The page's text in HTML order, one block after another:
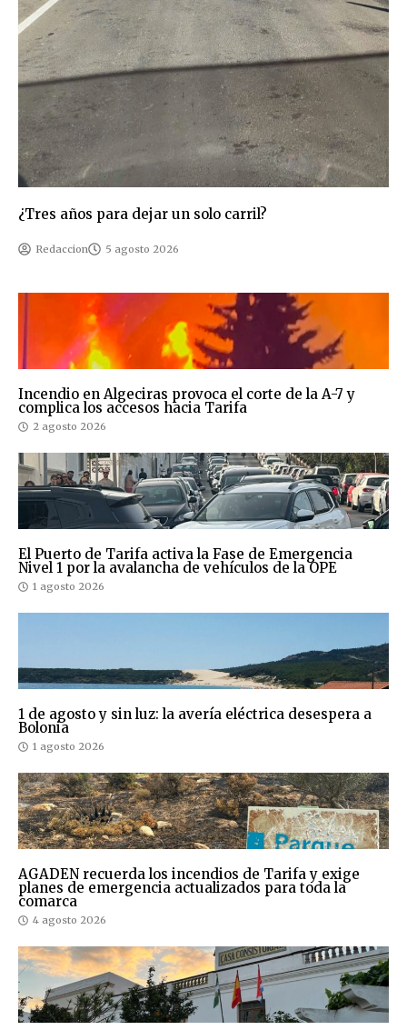
¿Tres años para dejar un solo carril?
Redaccion 5 agosto 2026
Incendio en Algeciras provoca el corte de la A-7 y
complica los accesos hacia Tarifa
2 agosto 2026
El Puerto de Tarifa activa la Fase de Emergencia
Nivel 1 por la avalancha de vehículos de la OPE
1 agosto 2026
1 de agosto y sin luz: la avería eléctrica desespera a
Bolonia
1 agosto 2026
AGADEN recuerda los incendios de Tarifa y exige
planes de emergencia actualizados para toda la
comarca
4 agosto 2026